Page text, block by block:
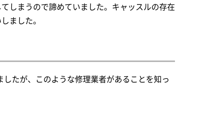
しまうので諦めていました。キャッスルの存在
ました。
たが、このような修理業者があることを知っ